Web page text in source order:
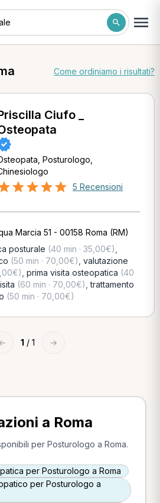
Come ordiniamo i risultati?
Ciufo _
Posturologo,
5 Recensioni
Marcia 51 - 00158 Roma (RM)
posturale (40 min · 35,00€)
(50 min · 70,00€) valutazione
prima visita osteopatica (40
(60 min · 70,00€) ,trattamento
(50 min · 70,00€)
1 / 1 →
a Roma
per Posturologo a Roma.
per Posturologo a Roma
per Posturologo a